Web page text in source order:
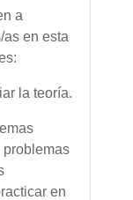
a
en esta
la teoría.
problemas
en